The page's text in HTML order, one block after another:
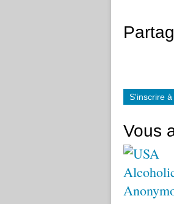
S'inscrire
Vous